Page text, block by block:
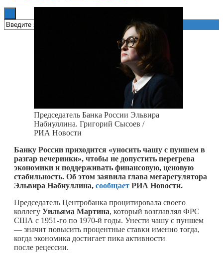
Председатель Банка России Эльвира
Набиуллина. Григорий Сысоев /
РИА Новости
Банку России приходится «уносить чашу с пуншем в
разгар вечеринки», чтобы не допустить перегрева
экономики и поддерживать финансовую, ценовую
стабильность. Об этом заявила глава мегарегулятора
Эльвира Набиуллина, сообщает РИА Новости.
Председатель Центробанка процитировала своего
коллегу Уильяма Мартина, который возглавлял ФРС
США с 1951-го по 1970-й годы. Унести чашу с пуншем
— значит повысить процентные ставки именно тогда,
когда экономика достигает пика активности
после рецессии.